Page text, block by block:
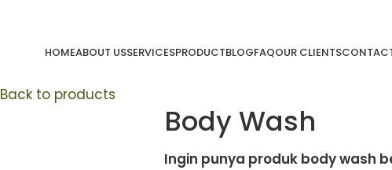
HOMEABOUT USSERVICESPRODUCTBLOGFAQOUR CLIENTS
Back to products
Body Wash
Ingin punya produk body wash